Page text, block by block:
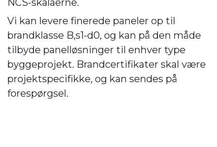
Vi kan levere finerede paneler op til
brandklasse B,s1-d0, og kan på den måde
tilbyde panelløsninger til enhver type
byggeprojekt. Brandcertifikater skal være
projektspecifikke, og kan sendes på
forespørgsel.